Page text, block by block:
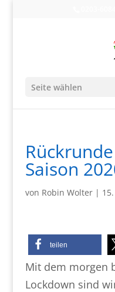
Seite wählen
Saison
von Robin Wolter|
teilen
Mit dem morgen
Lockdown sind